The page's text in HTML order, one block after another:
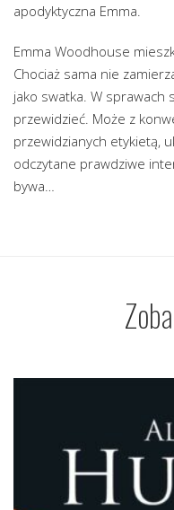
apodyktyczna Emma.
Emma Woodhouse
Chociaż sama nie
jako swatka. W sprawach
przewidzieć. Może z
przewidzianych etykietą,
odczytane prawdziwe
bywa…